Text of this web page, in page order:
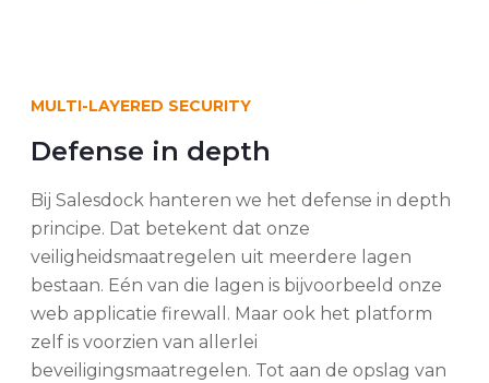
MULTI-LAYERED SECURITY
Defense in depth
Bij Salesdock hanteren we het defense in depth
principe. Dat betekent dat onze
veiligheidsmaatregelen uit meerdere lagen
bestaan. Eén van die lagen is bijvoorbeeld onze
web applicatie firewall. Maar ook het platform
zelf is voorzien van allerlei
beveiligingsmaatregelen. Tot aan de opslag van